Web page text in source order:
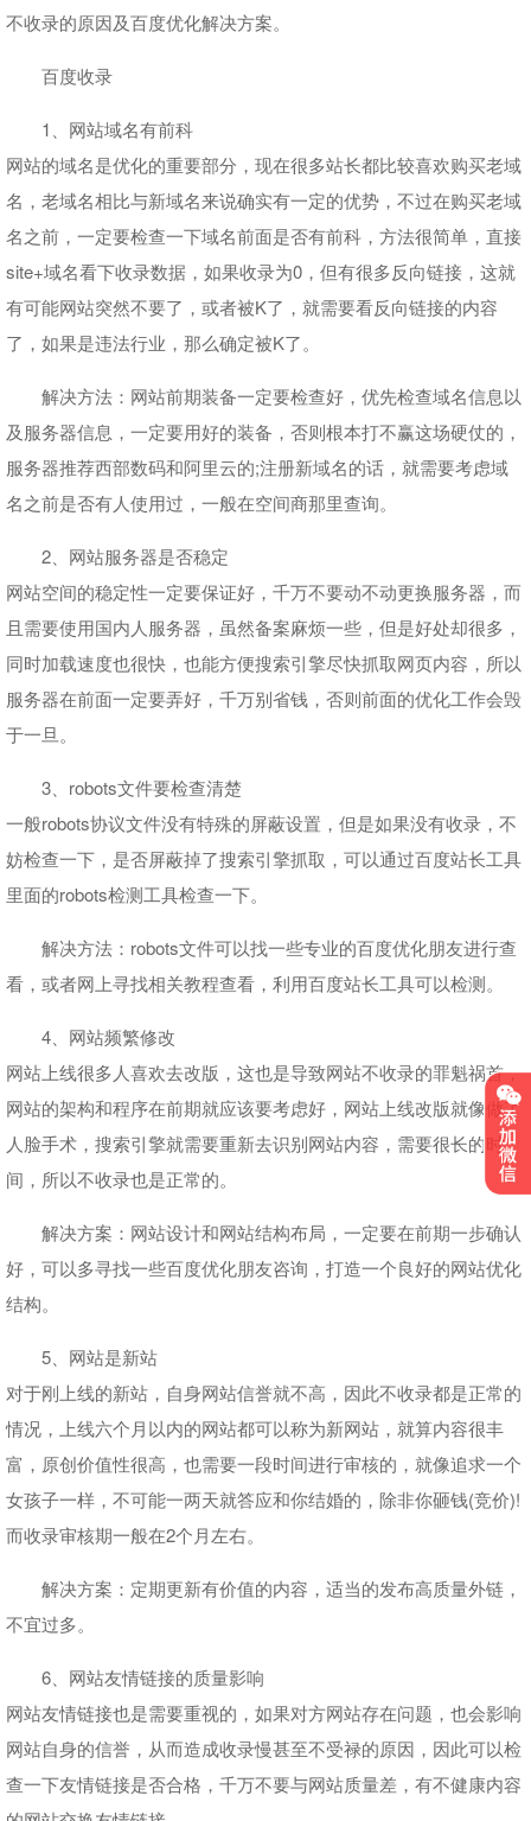
不收录的原因及百度优化解决方案。
百度收录
1、网站域名有前科
网站的域名是优化的重要部分，现在很多站长都比较喜欢购买老域
名，老域名相比与新域名来说确实有一定的优势，不过在购买老域
名之前，一定要检查一下域名前面是否有前科，方法很简单，直接
site+域名看下收录数据，如果收录为0，但有很多反向链接，这就
有可能网站突然不要了，或者被K了，就需要看反向链接的内容
了，如果是违法行业，那么确定被K了。
解决方法：网站前期装备一定要检查好，优先检查域名信息以
及服务器信息，一定要用好的装备，否则根本打不赢这场硬仗的，
服务器推荐西部数码和阿里云的;注册新域名的话，就需要考虑域
名之前是否有人使用过，一般在空间商那里查询。
2、网站服务器是否稳定
网站空间的稳定性一定要保证好，千万不要动不动更换服务器，而
且需要使用国内人服务器，虽然备案麻烦一些，但是好处却很多，
同时加载速度也很快，也能方便搜索引擎尽快抓取网页内容，所以
服务器在前面一定要弄好，千万别省钱，否则前面的优化工作会毁
于一旦。
3、robots文件要检查清楚
一般robots协议文件没有特殊的屏蔽设置，但是如果没有收录，不
妨检查一下，是否屏蔽掉了搜索引擎抓取，可以通过百度站长工具
里面的robots检测工具检查一下。
解决方法：robots文件可以找一些专业的百度优化朋友进行查
看，或者网上寻找相关教程查看，利用百度站长工具可以检测。
4、网站频繁修改
网站上线很多人喜欢去改版，这也是导致网站不收录的罪魁祸首，
网站的架构和程序在前期就应该要考虑好，网站上线改版就像做了
人脸手术，搜索引擎就需要重新去识别网站内容，需要很长的时
间，所以不收录也是正常的。
解决方案：网站设计和网站结构布局，一定要在前期一步确认
好，可以多寻找一些百度优化朋友咨询，打造一个良好的网站优化
结构。
5、网站是新站
对于刚上线的新站，自身网站信誉就不高，因此不收录都是正常的
情况，上线六个月以内的网站都可以称为新网站，就算内容很丰
富，原创价值性很高，也需要一段时间进行审核的，就像追求一个
女孩子一样，不可能一两天就答应和你结婚的，除非你砸钱(竞价)!
而收录审核期一般在2个月左右。
解决方案：定期更新有价值的内容，适当的发布高质量外链，
不宜过多。
6、网站友情链接的质量影响
网站友情链接也是需要重视的，如果对方网站存在问题，也会影响
网站自身的信誉，从而造成收录慢甚至不受禄的原因，因此可以检
查一下友情链接是否合格，千万不要与网站质量差，有不健康内容